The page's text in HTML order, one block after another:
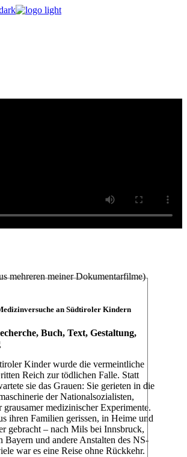
mehreren meiner Dokumentarfilme)
an Südtiroler Kindern
Buch, Text, Gestaltung,
Kinder wurde die vermeintliche
Reich zur tödlichen Falle. Statt
sie das Grauen: Sie gerieten in die
der Nationalsozialisten,
medizinischer Experimente.
ihren Familien gerissen, in Heime und
gebracht – nach Mils bei Innsbruck,
Bayern und andere Anstalten des NS-
war es eine Reise ohne Rückkehr.